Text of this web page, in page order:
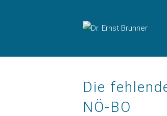
Die
NÖ-BO